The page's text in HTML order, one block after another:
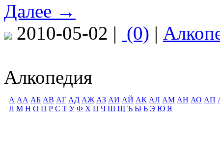
Далее →
2010-05-02 | (0) |
Алкопедия
А АА АБ АВ АГ АД АЖ АЗ АИ АЙ АК АЛ АМ АН АО АП
Л М Н О П Р С Т У Ф Х Ц Ч Ш Щ Ъ Ы Ь Э Ю Я